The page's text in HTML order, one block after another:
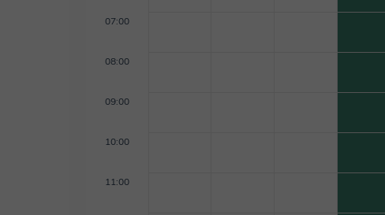
07:00
08:00
09:00
10:00
11:00